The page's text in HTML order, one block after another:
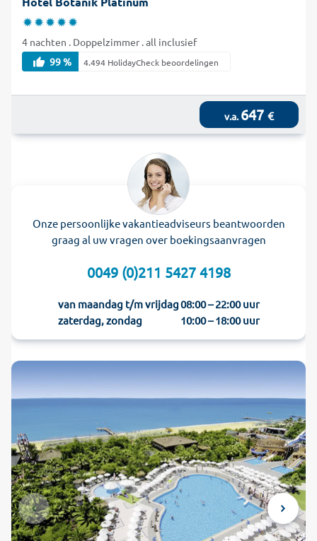
4 nachten . Doppelzimmer . all inclusief
99 %
4.494 HolidayCheck beoordelingen
v.a.647 €
Onze persoonlijke vakantieadviseurs beantwoorden
graag al uw vragen over boekingsaanvragen
0049 (0)211 5427 4198
van maandag t/m vrijdag08:00 – 22:00 uur
zaterdag, zondag
10:00 – 18:00 uur